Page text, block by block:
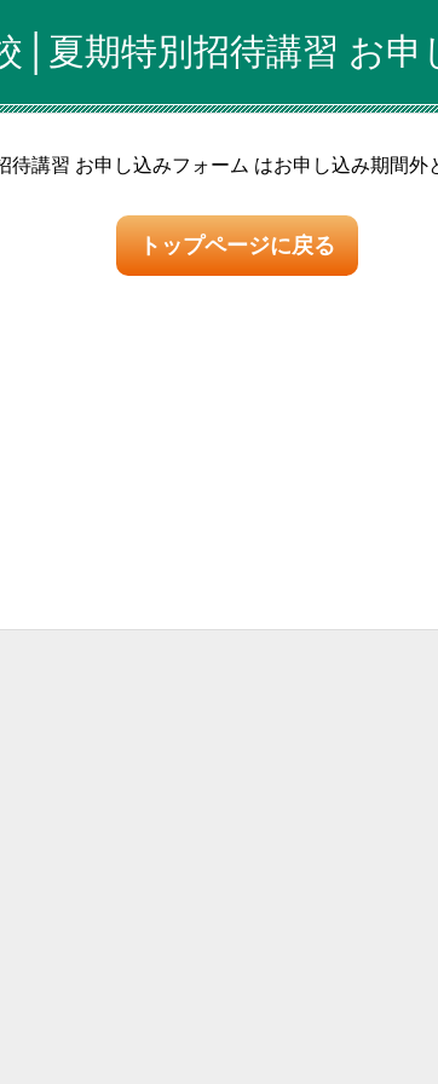
│夏期特別招待講習 お申
待講習 お申し込みフォーム はお申し込み期間外
トップページに戻る